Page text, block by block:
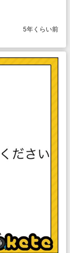
5年くらい前